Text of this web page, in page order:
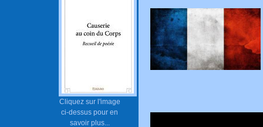
Cliquez sur l'image
ci-dessus pour en
savoir plus...